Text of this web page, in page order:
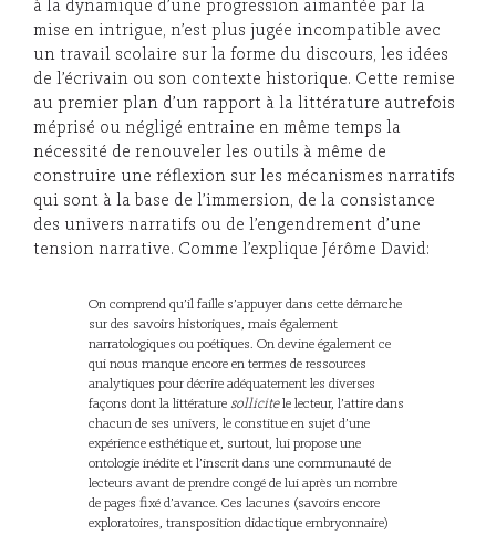
à la dynamique d’une progression aimantée par la
mise en intrigue, n’est plus jugée incompatible avec
un travail scolaire sur la forme du discours, les idées
de l’écrivain ou son contexte historique. Cette remise
au premier plan d’un rapport à la littérature autrefois
méprisé ou négligé entraine en même temps la
nécessité de renouveler les outils à même de
construire une réflexion sur les mécanismes narratifs
qui sont à la base de l’immersion, de la consistance
des univers narratifs ou de l’engendrement d’une
tension narrative. Comme l’explique Jérôme David:
On comprend qu’il faille s’appuyer dans cette démarche
sur des savoirs historiques, mais également
narratologiques ou poétiques. On devine également ce
qui nous manque encore en termes de ressources
analytiques pour décrire adéquatement les diverses
façons dont la littérature sollicitele lecteur, l’attire dans
chacun de ses univers, le constitue en sujet d’une
expérience esthétique et, surtout, lui propose une
ontologie inédite et l’inscrit dans une communauté de
lecteurs avant de prendre congé de lui après un nombre
de pages fixé d’avance. Ces lacunes (savoirs encore
exploratoires, transposition didactique embryonnaire)